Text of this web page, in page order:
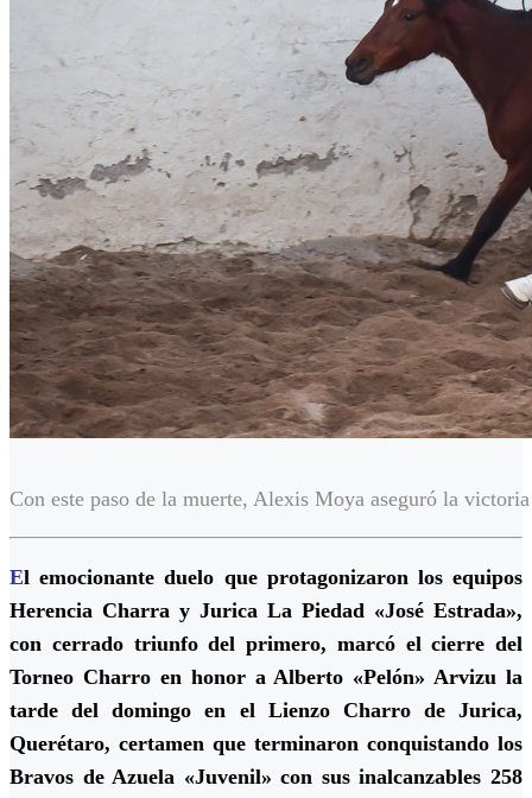
Con este paso de la muerte, Alexis Moya aseguró la
El emocionante duelo que protagonizaron los equipos
Herencia Charra y Jurica La Piedad «José Estrada»,
con cerrado triunfo del primero, marcó el cierre del
Torneo Charro en honor a Alberto «Pelón» Arvizu la
tarde del domingo en el Lienzo Charro de Jurica,
Querétaro, certamen que terminaron conquistando los
Bravos de Azuela «Juvenil» con sus inalcanzables 258